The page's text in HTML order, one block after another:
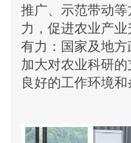
推广、示范带动
力，促进农业产
有力：国家及地方
加大对农业科研
良好的工作环境和